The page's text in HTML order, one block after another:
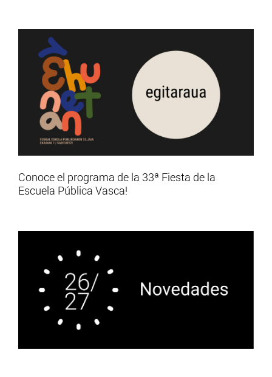
Conoce el programa de la 33ª Fiesta de la
Escuela Pública Vasca!